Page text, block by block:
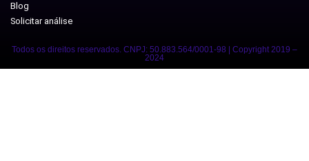
Blog
Solicitar análise
Todos os direitos reservados. CNPJ: 50.883.564/0001-98 | Copyright 2019 –
2024